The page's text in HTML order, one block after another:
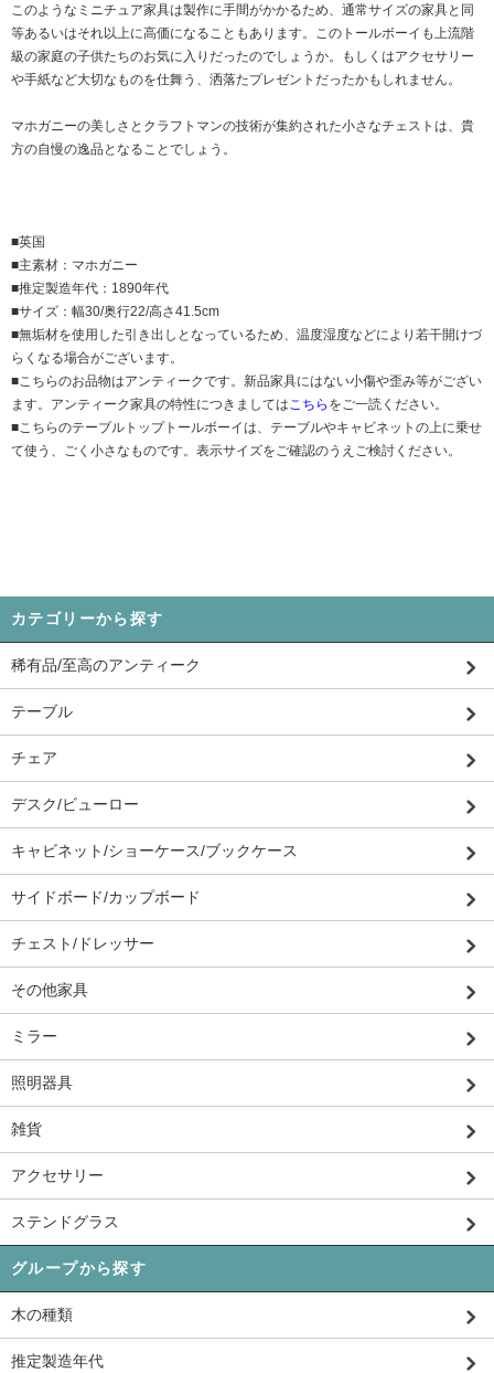
このようなミニチュア家具は製作に手間がかかるため、通常サイズの家具と同
等あるいはそれ以上に高価になることもあります。このトールボーイも上流階
級の家庭の子供たちのお気に入りだったのでしょうか。もしくはアクセサリー
や手紙など大切なものを仕舞う、洒落たプレゼントだったかもしれません。
マホガニーの美しさとクラフトマンの技術が集約された小さなチェストは、貴
方の自慢の逸品となることでしょう。
■英国
■主素材：マホガニー
■推定製造年代：1890年代
■サイズ：幅30/奥行22/高さ41.5cm
■無垢材を使用した引き出しとなっているため、温度湿度などにより若干開けづ
らくなる場合がございます。
■こちらのお品物はアンティークです。新品家具にはない小傷や歪み等がござい
ます。アンティーク家具の特性につきましては こちら をご一読ください。
■こちらのテーブルトップトールボーイは、テーブルやキャビネットの上に乗せ
て使う、ごく小さなものです。表示サイズをご確認のうえご検討ください。
カテゴリーから探す
稀有品/至高のアンティーク
テーブル
チェア
デスク/ビューロー
キャビネット/ショーケース/ブックケース
サイドボード/カップボード
チェスト/ドレッサー
その他家具
ミラー
照明器具
雑貨
アクセサリー
ステンドグラス
グループから探す
木の種類
推定製造年代